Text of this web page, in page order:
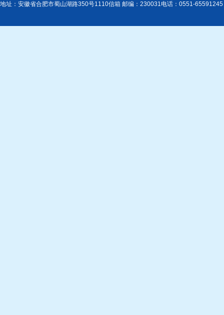
地址：安徽省合肥市蜀山湖路350号1110信箱 邮编：230031电话：0551-